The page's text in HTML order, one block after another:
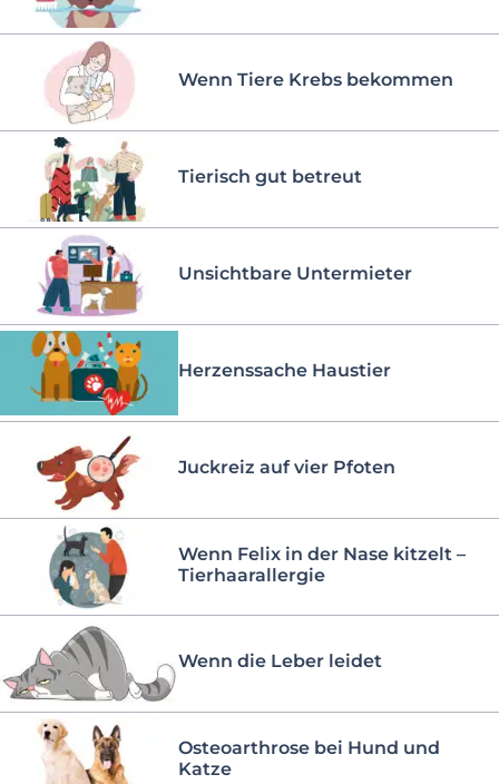
Wenn Tiere Krebs bekommen
Tierisch gut betreut
Unsichtbare Untermieter
Herzenssache Haustier
Juckreiz auf vier Pfoten
Wenn Felix in der Nase kitzelt –
Tierhaarallergie
Wenn die Leber leidet
Osteoarthrose bei Hund und
Katze